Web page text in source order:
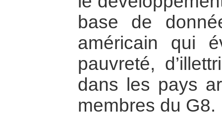
base de
américain qui
pauvreté,
dans les pays
membres du G8.